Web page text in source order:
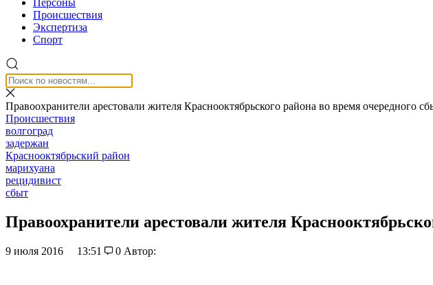
Персоны
Происшествия
Экспертиза
Спорт
Правоохранители арестовали жителя Краснооктябрьского района во время очередного
Происшествия
волгоград
задержан
Краснооктябрьский район
марихуана
рецидивист
сбыт
Правоохранители арестовали жителя
9 июля 2016 13:51 0 Автор: